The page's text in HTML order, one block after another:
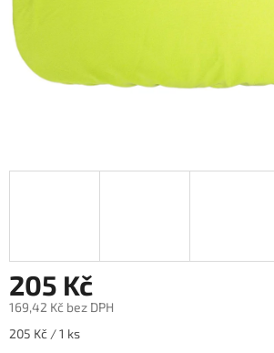
205 Kč
169,42 Kč bez DPH
Měrná
205 Kč / 1 ks